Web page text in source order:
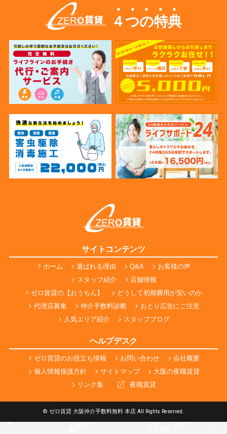
４つの特典
サイトコンテンツ
ホーム 選ばれる理由 Q&A
お客様の声
スタッフ紹介
店舗情報
ゼロ賃貸の【おうちん】
どうして初期費用が安いのか
代理店募集
仲介手数料診断
おとり広告にご注意
人気エリア紹介
スタッフブログ
ヘルプデスク
ゼロ賃貸のお役立ち情報 お問い合わせ
会社概要
個人情報保護方針
サイトマップ
大阪の夜職賃貸
リンク集
夜職賃貸
© ゼロ賃貸 大阪仲介手数料無料 本店 All Rights Reserved.